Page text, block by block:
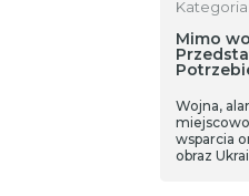
Mimo
Wojna,
wsparcia
obraz